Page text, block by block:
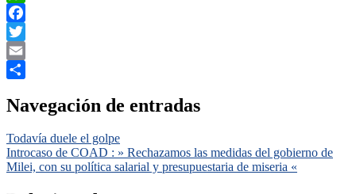
WhatsApp
Facebook
Twitter
Email
Navegación de entradas
Todavía duele el golpe
Introcaso de COAD : » Rechazamos las medidas del gobierno de
Milei, con su política salarial y presupuestaria de miseria «